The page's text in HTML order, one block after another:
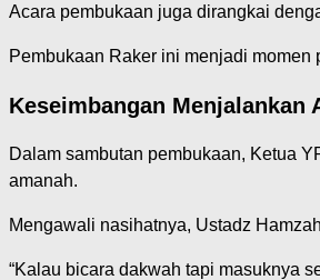
Acara pembukaan juga dirangkai
Pembukaan Raker ini menjadi
Keseimbangan Menjalankan
Dalam sambutan pembukaan, Ketua
amanah.
Mengawali nasihatnya, Ustadz
“Kalau bicara dakwah tapi masuknya